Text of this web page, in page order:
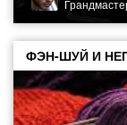
ФЭН-ШУЙ И